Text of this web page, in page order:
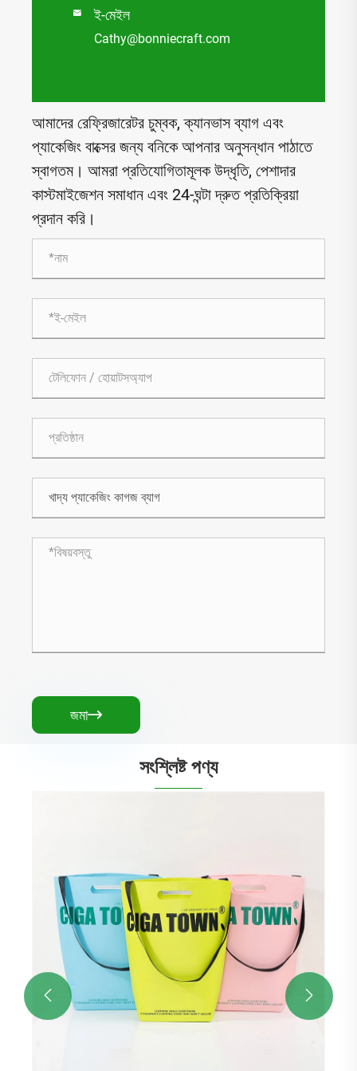
 ই-মেইল
Cathy@bonniecraft.com
আমাদের রেফ্রিজারেটর চুম্বক, ক্যানভাস ব্যাগ এবং
প্যাকেজিং বাক্সের জন্য বনিকে আপনার অনুসন্ধান পাঠাতে
স্বাগতম। আমরা প্রতিযোগিতামূলক উদ্ধৃতি, পেশাদার
কাস্টমাইজেশন সমাধান এবং 24-ঘন্টা দ্রুত প্রতিক্রিয়া
প্রদান করি।
জমা
সংশ্লিষ্ট পণ্য
 